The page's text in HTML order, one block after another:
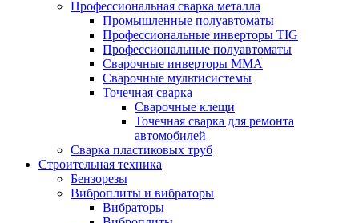
Профессиональная сварка металла
Промышленные полуавтоматы
Профессиональные инверторы TIG
Профессиональные полуавтоматы
Сварочные инверторы ММА
Сварочные мультисистемы
Точечная сварка
Сварочные клещи
Точечная сварка для ремонта
автомобилей
Сварка пластиковых труб
Строительная техника
Бензорезы
Виброплиты и вибраторы
Вибраторы